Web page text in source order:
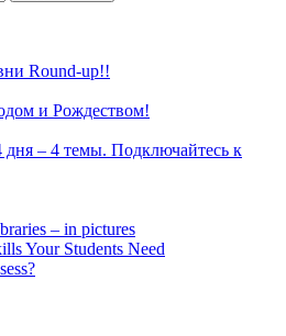
Round-up!!
и Рождеством!
– 4 темы. Подключайтесь к
– in pictures
Your Students Need